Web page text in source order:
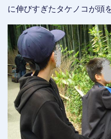
に伸びすぎたタケノコが頭